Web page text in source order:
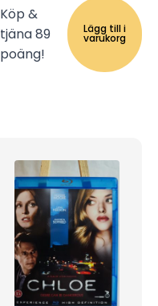
Köp &
tjäna 89
poäng!
Lägg till i
varukorg